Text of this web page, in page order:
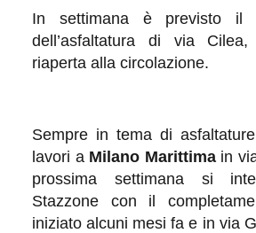
In settimana è previsto il
dell’asfaltatura di via
riaperta alla circolazione.
Sempre in tema di
lavori a Milano Marittimain
prossima settimana si
Stazzone con il
iniziato alcuni mesi fa e in via